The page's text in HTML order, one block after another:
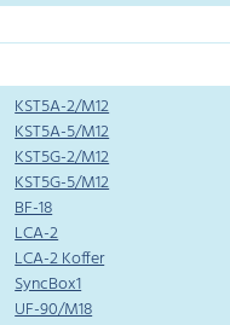
KST5A-2/M12
KST5A-5/M12
KST5G-2/M12
KST5G-5/M12
BF-18
LCA-2
LCA-2 Koffer
SyncBox1
UF-90/M18